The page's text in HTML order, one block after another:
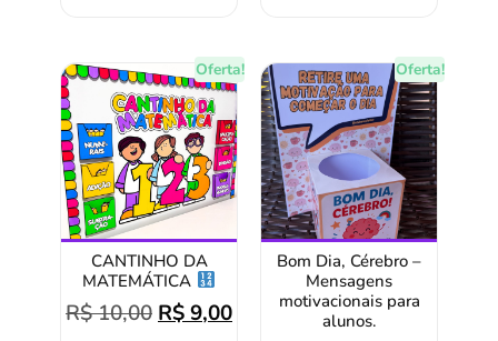
Oferta!
CANTINHO DA
MATEMÁTICA
R$10,00R$9,00
Oferta!
Bom Dia, Cérebro –
Mensagens
motivacionais para
alunos.